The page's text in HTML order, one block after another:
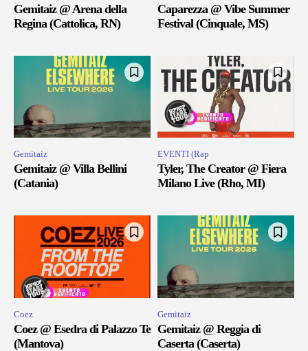
Gemitaiz @ Arena della
Regina (Cattolica, RN)
Caparezza @ Vibe Summer
Festival (Cinquale, MS)
Gemitaiz
Gemitaiz @ Villa Bellini
(Catania)
EVENTI (Rap
Tyler, The Creator @ Fiera
Milano Live (Rho, MI)
Coez
Coez @ Esedra di Palazzo Te
(Mantova)
Gemitaiz
Gemitaiz @ Reggia di
Caserta (Caserta)